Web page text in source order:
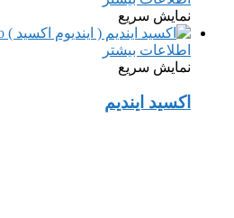
نمایش سریع
اطلاعات بیشتر
نمایش سریع
اکسید ایندیم